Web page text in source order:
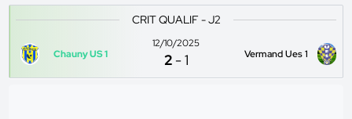
CRIT QUALIF - J2
Chauny US 1
12/10/2025
2 -1 Vermand Ues 1